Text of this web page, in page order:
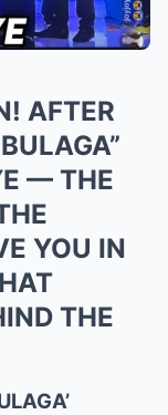
AFTER
— THE
YOU IN
THE